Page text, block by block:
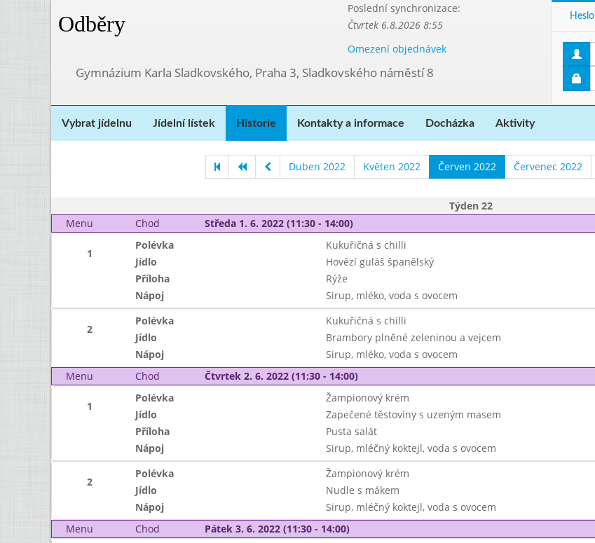
Odběry
Poslední synchronizace:
Čtvrtek 6.8.2026 8:55
Omezení objednávek
Gymnázium Karla Sladkovského, Praha 3, Sladkovského náměstí 8
Heslo
Vybrat jídelnu Jídelní lístek Historie Kontakty a informace Docházka Aktivity
Duben 2022 Květen 2022 Červen 2022 Červenec 2022
Týden 22
Menu
Chod Středa 1. 6. 2022 (11:30 - 14:00)
1
Polévka Kukuřičná s chilli
Jídlo
Hovězí guláš španělský
Příloha
Rýže
Nápoj
Sirup, mléko, voda s ovocem
2
Polévka Kukuřičná s chilli
Jídlo
Brambory plněné zeleninou a vejcem
Nápoj
Sirup, mléko, voda s ovocem
Menu
Chod Čtvrtek 2. 6. 2022 (11:30 - 14:00)
1
Polévka Žampionový krém
Jídlo
Zapečené těstoviny s uzeným masem
Příloha
Pusta salát
Nápoj
Sirup, mléčný koktejl, voda s ovocem
2
Polévka Žampionový krém
Jídlo
Nudle s mákem
Nápoj
Sirup, mléčný koktejl, voda s ovocem
Menu
Chod Pátek 3. 6. 2022 (11:30 - 14:00)